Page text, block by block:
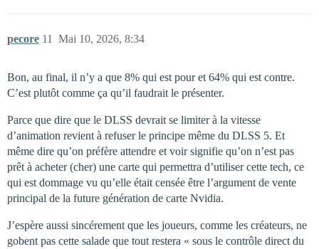
pecore Mai 10, 2026, 8:34
11
Bon, au final, il n’y a que 8% qui est pour et 64% qui est contre.
C’est plutôt comme ça qu’il faudrait le présenter.
Parce que dire que le DLSS devrait se limiter à la vitesse
d’animation revient à refuser le principe même du DLSS 5. Et
même dire qu’on préfère attendre et voir signifie qu’on n’est pas
prêt à acheter (cher) une carte qui permettra d’utiliser cette tech, ce
qui est dommage vu qu’elle était censée être l’argument de vente
principal de la future génération de carte Nvidia.
J’espère aussi sincérement que les joueurs, comme les créateurs, ne
gobent pas cette salade que tout restera « sous le contrôle direct du